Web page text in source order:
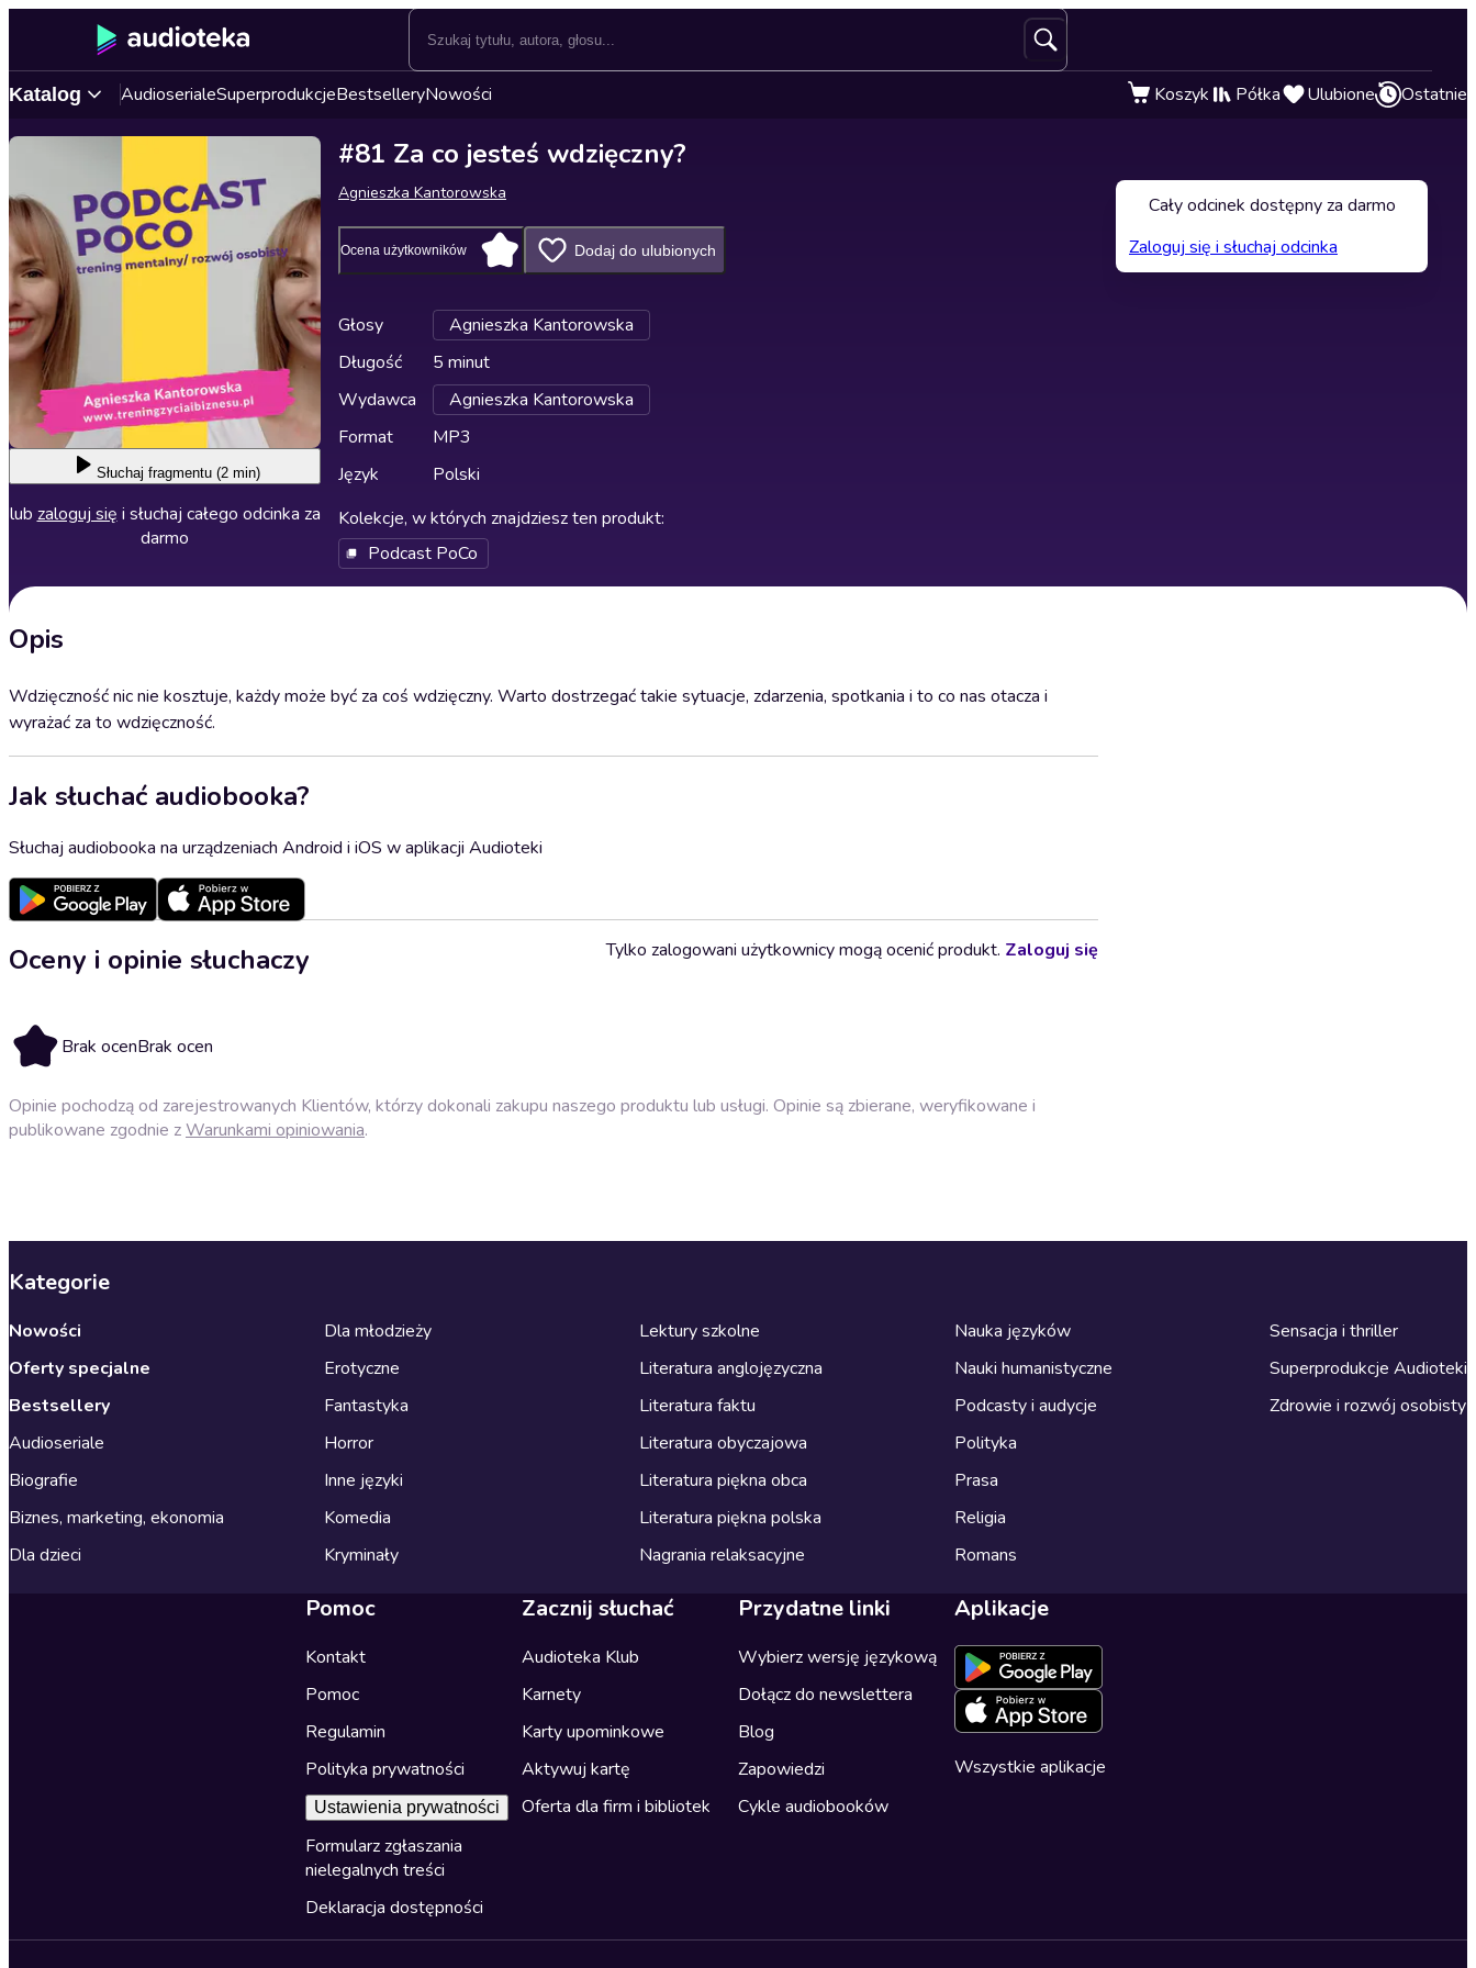
Katalog AudioserialeSuperprodukcjeBestselleryNowości Koszyk Półka Ulubione Ostatnie
Słuchaj fragmentu (2 min)
lub zaloguj się i słuchaj całego odcinka za
darmo
#81 Za co jesteś wdzięczny?
Agnieszka Kantorowska
Ocena użytkowników Dodaj do ulubionych
Głosy
Agnieszka Kantorowska
Długość
5 minut
Wydawca
Agnieszka Kantorowska
Format
MP3
Język
Polski
Kolekcje, w których znajdziesz ten produkt:
Podcast PoCo
Opis
Wdzięczność nic nie kosztuje, każdy może być za coś wdzięczny. Warto dostrzegać takie sytuacje, zdarzenia, spotkania i to co nas otacza i
wyrażać za to wdzięczność.
Jak słuchać audiobooka?
Słuchaj audiobooka na urządzeniach Android i iOS w aplikacji Audioteki
Oceny i opinie słuchaczy
Brak ocenBrak ocen
Tylko zalogowani użytkownicy mogą ocenić produkt. Zaloguj się
Opinie pochodzą od zarejestrowanych Klientów, którzy dokonali zakupu naszego produktu lub usługi. Opinie są zbierane, weryfikowane i
publikowane zgodnie zWarunkami opiniowania.
Cały odcinek dostępny za darmo
Zaloguj się i słuchaj odcinka
Kategorie
Nowości
Oferty specjalne
Bestsellery
Audioseriale
Biografie
Biznes, marketing, ekonomia
Dla dzieci
Dla młodzieży
Erotyczne
Fantastyka
Horror
Inne języki
Komedia
Kryminały
Lektury szkolne
Literatura anglojęzyczna
Literatura faktu
Literatura obyczajowa
Literatura piękna obca
Literatura piękna polska
Nagrania relaksacyjne
Nauka języków
Nauki humanistyczne
Podcasty i audycje
Polityka
Prasa
Religia
Romans
Sensacja i thriller
Superprodukcje Audioteki
Zdrowie i rozwój osobisty
Pomoc
Kontakt
Pomoc
Regulamin
Polityka prywatności
Ustawienia prywatności
Formularz zgłaszania
nielegalnych treści
Deklaracja dostępności
Zacznij słuchać
Audioteka Klub
Karnety
Karty upominkowe
Aktywuj kartę
Oferta dla firm i bibliotek
Przydatne linki
Wybierz wersję językową
Dołącz do newslettera
Blog
Zapowiedzi
Cykle audiobooków
Aplikacje
Wszystkie aplikacje